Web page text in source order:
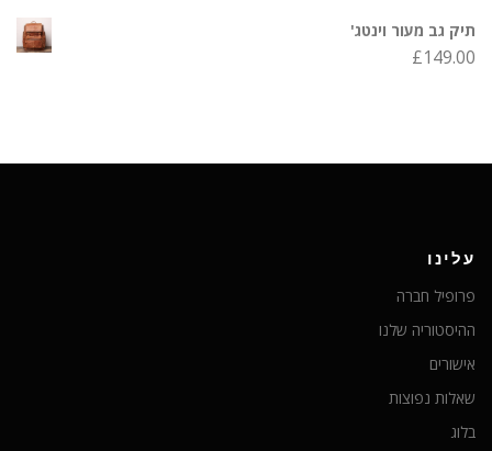
תיק גב מעור וינטג'
£149.00
עלינו
פרופיל חברה
ההיסטוריה שלנו
אישורים
שאלות נפוצות
בלוג